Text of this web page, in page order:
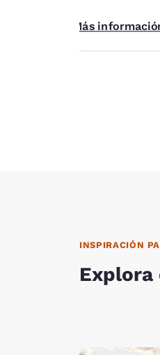
Más
INSPIRACIÓN
Explora